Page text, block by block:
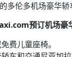
多伦多机场豪华
预订机场豪华
费儿童座椅。